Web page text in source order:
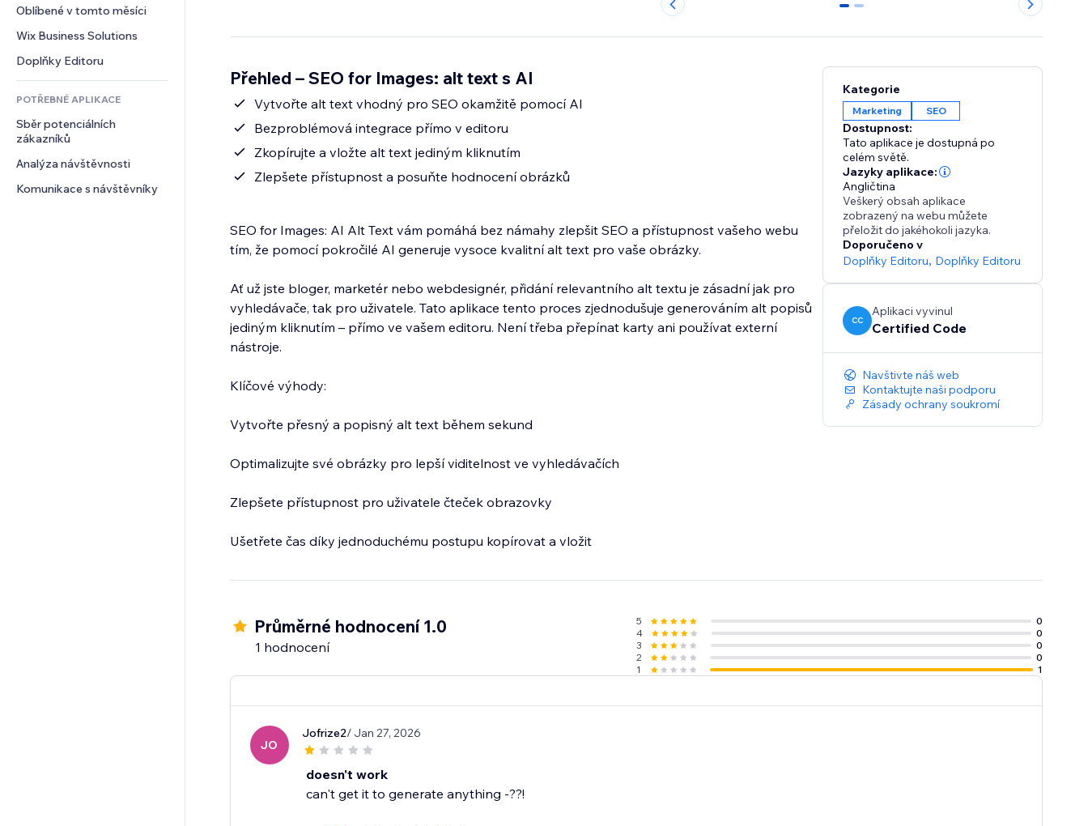
Jídlo a nápoje
Sdílení souborů
Novinky
Tlačítka a nabídky
Bannery a odznaky
Kalkulačky
Vyhledávání
Počasí
Tabulky a grafy
Komentáře
Telefon
Komunita
Reference a recenze
CRM
Oblíbené v tomto měsíci
Wix Business Solutions
Doplňky Editoru
POTŘEBNÉ APLIKACE
Sběr potenciálních
zákazníků
Analýza návštěvnosti
Komunikace s návštěvníky
0 1
Přehled – SEO for Images: alt text s AI
Vytvořte alt text vhodný pro SEO okamžitě pomocí AI
Bezproblémová integrace přímo v editoru
Zkopírujte a vložte alt text jediným kliknutím
Zlepšete přístupnost a posuňte hodnocení obrázků
SEO for Images: AI Alt Text vám pomáhá bez námahy zlepšit SEO a přístupnost vašeho webu
tím, že pomocí pokročilé AI generuje vysoce kvalitní alt text pro vaše obrázky.
Ať už jste bloger, marketér nebo webdesignér, přidání relevantního alt textu je zásadní jak pro
vyhledávače, tak pro uživatele. Tato aplikace tento proces zjednodušuje generováním alt popisů
jediným kliknutím – přímo ve vašem editoru. Není třeba přepínat karty ani používat externí
nástroje.
Klíčové výhody:
Vytvořte přesný a popisný alt text během sekund
Optimalizujte své obrázky pro lepší viditelnost ve vyhledávačích
Zlepšete přístupnost pro uživatele čteček obrazovky
Ušetřete čas díky jednoduchému postupu kopírovat a vložit
Kategorie
Marketing SEO
Dostupnost:
Tato aplikace je dostupná po
celém světě.
Jazyky aplikace:
Angličtina
Veškerý obsah aplikace
zobrazený na webu můžete
přeložit do jakéhokoli jazyka.
Doporučeno v
Doplňky Editoru, Doplňky Editoru
CC
Aplikaci vyvinul
Certified Code
Navštivte náš web
Kontaktujte naši podporu
Zásady ochrany soukromí
Průměrné hodnocení 1.0
1 hodnocení
5
0
4
0
3
0
2
0
1
1
JO
Jofrize2/ Jan 27, 2026
doesn't work
can't get it to generate anything -??!